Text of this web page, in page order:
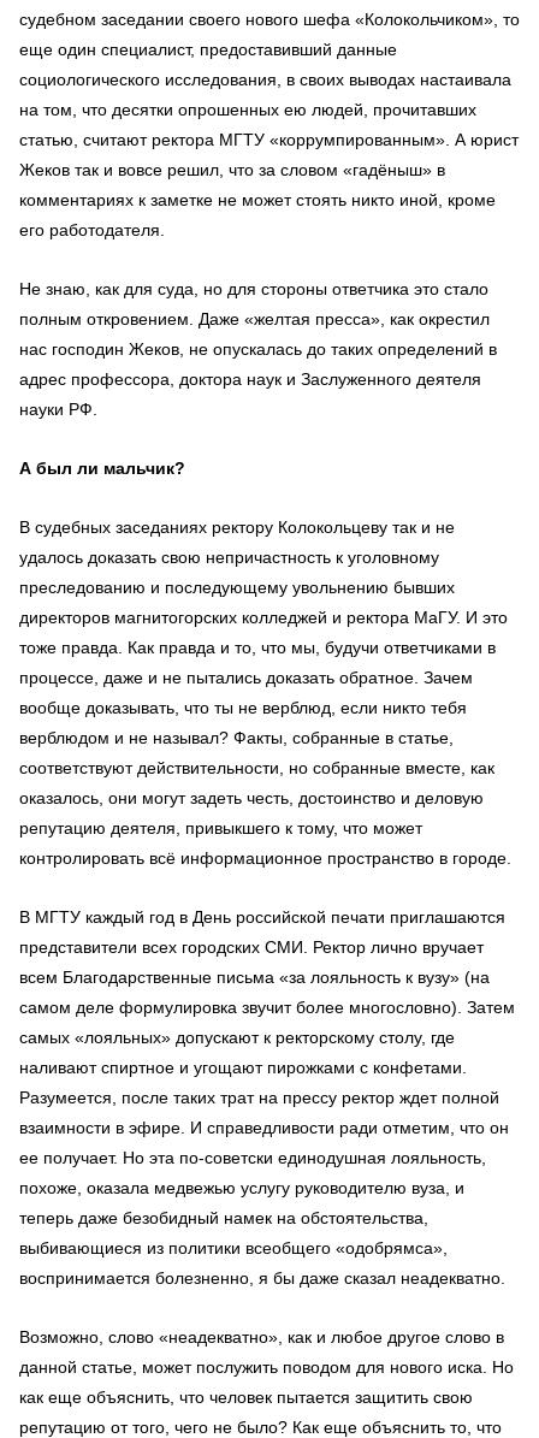
судебном заседании своего нового шефа «Колокольчиком», то
еще один специалист, предоставивший данные
социологического исследования, в своих выводах настаивала
на том, что десятки опрошенных ею людей, прочитавших
статью, считают ректора МГТУ «коррумпированным». А юрист
Жеков так и вовсе решил, что за словом «гадёныш» в
комментариях к заметке не может стоять никто иной, кроме
его работодателя.
Не знаю, как для суда, но для стороны ответчика это стало
полным откровением. Даже «желтая пресса», как окрестил
нас господин Жеков, не опускалась до таких определений в
адрес профессора, доктора наук и Заслуженного деятеля
науки РФ.
А был ли мальчик?
В судебных заседаниях ректору Колокольцеву так и не
удалось доказать свою непричастность к уголовному
преследованию и последующему увольнению бывших
директоров магнитогорских колледжей и ректора МаГУ. И это
тоже правда. Как правда и то, что мы, будучи ответчиками в
процессе, даже и не пытались доказать обратное. Зачем
вообще доказывать, что ты не верблюд, если никто тебя
верблюдом и не называл? Факты, собранные в статье,
соответствуют действительности, но собранные вместе, как
оказалось, они могут задеть честь, достоинство и деловую
репутацию деятеля, привыкшего к тому, что может
контролировать всё информационное пространство в городе.
В МГТУ каждый год в День российской печати приглашаются
представители всех городских СМИ. Ректор лично вручает
всем Благодарственные письма «за лояльность к вузу» (на
самом деле формулировка звучит более многословно). Затем
самых «лояльных» допускают к ректорскому столу, где
наливают спиртное и угощают пирожками с конфетами.
Разумеется, после таких трат на прессу ректор ждет полной
взаимности в эфире. И справедливости ради отметим, что он
ее получает. Но эта по-советски единодушная лояльность,
похоже, оказала медвежью услугу руководителю вуза, и
теперь даже безобидный намек на обстоятельства,
выбивающиеся из политики всеобщего «одобрямса»,
воспринимается болезненно, я бы даже сказал неадекватно.
Возможно, слово «неадекватно», как и любое другое слово в
данной статье, может послужить поводом для нового иска. Но
как еще объяснить, что человек пытается защитить свою
репутацию от того, чего не было? Как еще объяснить то, что